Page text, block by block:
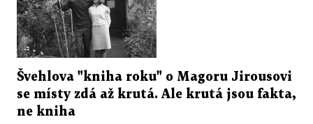
Švehlova "kniha roku" o Magoru Jirousovi
se místy zdá až krutá. Ale krutá jsou fakta,
ne kniha